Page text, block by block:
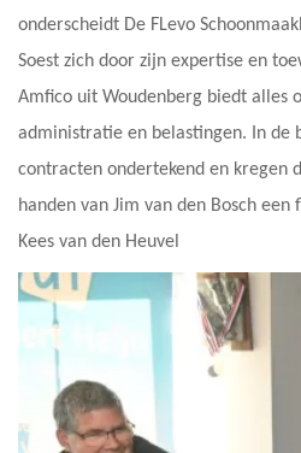
onderscheidt De FLevo
Soest zich door zijn expertise en
Amfico uit Woudenberg biedt alles
administratie en belastingen. In de
contracten ondertekend en kregen
handen van Jim van den Bosch
Kees van den Heuvel